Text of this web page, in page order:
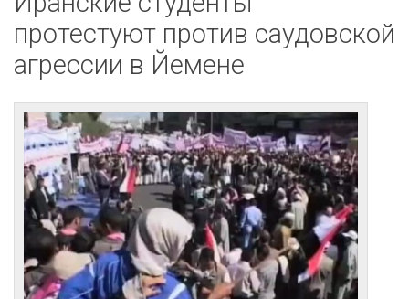
протестуют против саудовской
агрессии в Йемене